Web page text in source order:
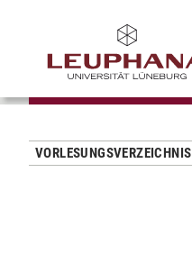
VORLESUNGSVERZEICHNIS